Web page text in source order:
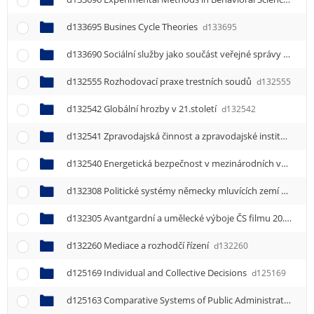
d133695 Busines Cycle Theories d133695
d133690 Sociální služby jako součást veřejné správy
d132555 Rozhodovací praxe trestních soudů d132555
d132542 Globální hrozby v 21.století d132542
d132541 Zpravodajská činnost a zpravodajské instituce
d132540 Energetická bezpečnost v mezinárodních vztazích
d132308 Politické systémy německy mluvících zemí
d132305 Avantgardní a umělecké výboje ČS filmu 20. až 40. let
d132260 Mediace a rozhodčí řízení d132260
d125169 Individual and Collective Decisions d125169
d125163 Comparative Systems of Public Administration